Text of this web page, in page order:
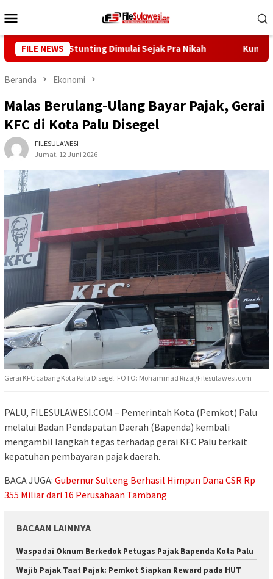
ke
Mobile
FILE NEWS
Cegah Stunting Dimulai Sejak Pra Nikah Kunjungi
Beranda Ekonomi
Malas Berulang-Ulang Bayar Pajak, Gerai
KFC di Kota Palu Disegel
FILESULAWESI
Jumat, 12 Juni 2026
Gerai KFC cabang Kota Palu Disegel. FOTO: Mohammad Rizal/Filesulawesi.com
PALU, FILESULAWESI.COM – Pemerintah Kota (Pemkot) Palu
melalui Badan Pendapatan Daerah (Bapenda) kembali
mengambil langkah tegas terhadap gerai KFC Palu terkait
kepatuhan pembayaran pajak daerah.
BACA JUGA: Gubernur Sulteng Berhasil Himpun Dana CSR Rp
355 Miliar dari 16 Perusahaan Tambang
BACAAN LAINNYA
Waspadai Oknum Berkedok Petugas Pajak Bapenda Kota Palu
Wajib Pajak Taat Pajak: Pemkot Siapkan Reward pada HUT